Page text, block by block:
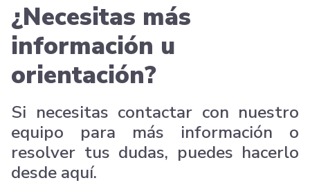
¿Necesitas más
información u
orientación?
Si necesitas contactar con nuestro
equipo para más información o
resolver tus dudas, puedes hacerlo
desde aquí.